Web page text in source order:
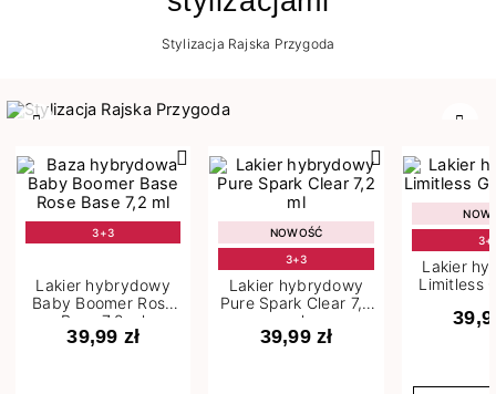
Stylizacja Rajska Przygoda
3+3
Lakier hybrydowy
Baby Boomer Rose
Base 7,2 ml
39,99 zł
NOWOŚĆ
3+3
Lakier hybrydowy
Pure Spark Clear 7,2
ml
39,99 zł
Lakier
Limitless